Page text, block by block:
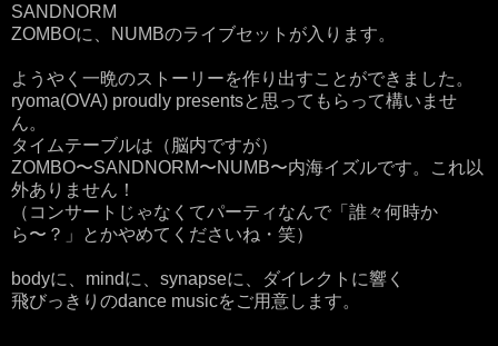
SANDNORM
ZOMBOに、NUMBのライブセットが入ります。
ようやく一晩のストーリーを作り出すことができました。
ryoma(OVA) proudly presentsと思ってもらって構いませ
ん。
タイムテーブルは（脳内ですが）
ZOMBO〜SANDNORM〜NUMB〜内海イズルです。これ以
外ありません！
（コンサートじゃなくてパーティなんで「誰々何時か
ら〜？」とかやめてくださいね・笑）
bodyに、mindに、synapseに、ダイレクトに響く
飛びっきりのdance musicをご用意します。